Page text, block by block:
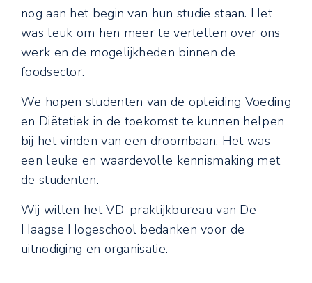
nog aan het begin van hun studie staan. Het
was leuk om hen meer te vertellen over ons
werk en de mogelijkheden binnen de
foodsector.
We hopen studenten van de opleiding Voeding
en Diëtetiek in de toekomst te kunnen helpen
bij het vinden van een droombaan. Het was
een leuke en waardevolle kennismaking met
de studenten.
Wij willen het VD-praktijkbureau van De
Haagse Hogeschool bedanken voor de
uitnodiging en organisatie.